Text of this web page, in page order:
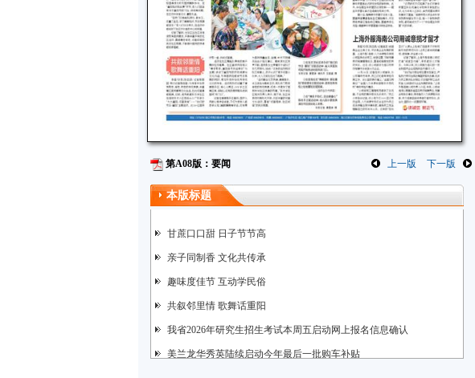
第A08版：要闻 上一版 下一版
本版标题
甘蔗口口甜 日子节节高
亲子同制香 文化共传承
趣味度佳节 互动学民俗
共叙邻里情 歌舞话重阳
我省2026年研究生招生考试本周五启动网上报名信息确认
美兰龙华秀英陆续启动今年最后一批购车补贴